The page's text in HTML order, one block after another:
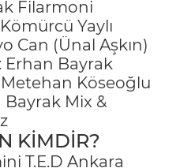
Filarmoni
Yaylı
Can (Ünal Aşkın)
Bayrak
Köseoğlu
Mix &
KİMDİR?
T.E.D Ankara